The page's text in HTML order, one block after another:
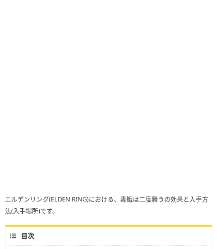
エルデンリング(ELDEN RING)における、毒蛾は二度舞うの効果と入手方
法(入手場所)です。
目次